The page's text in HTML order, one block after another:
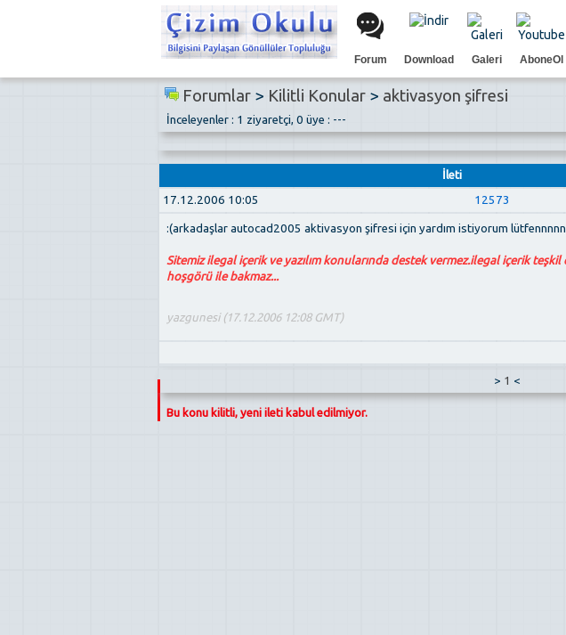
Forum Download Galeri AboneOl
Forumlar> Kilitli Konular> aktivasyon şifresi
İnceleyenler : 1 ziyaretçi, 0 üye : ---
İleti
17.12.2006 10:05
12573
:(arkadaşlar autocad2005 aktivasyon şifresi için yardım istiyorum
Sitemiz ilegal içerik ve yazılım konularında destek vermez.ilegal içerik teşkil
hoşgörü ile bakmaz...
yazgunesi (17.12.2006 12:08 GMT)
> 1 <
Bu konu kilitli, yeni ileti kabul edilmiyor.